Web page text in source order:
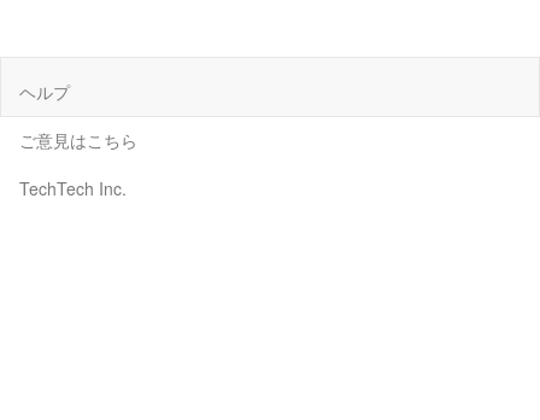
ヘルプ
ご意見はこちら
TechTech Inc.